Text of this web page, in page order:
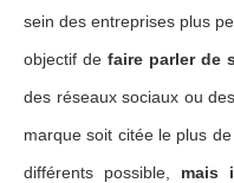
sein des entreprises plus
objectif de faire parler de
des réseaux sociaux ou
marque soit citée le plus
différents possible, mais